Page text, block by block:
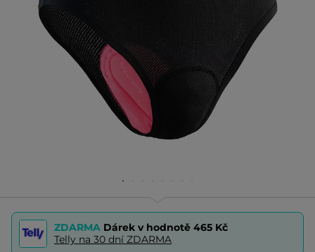
ZDARMA Dárek v hodnotě 465 Kč
Telly na 30 dní ZDARMA